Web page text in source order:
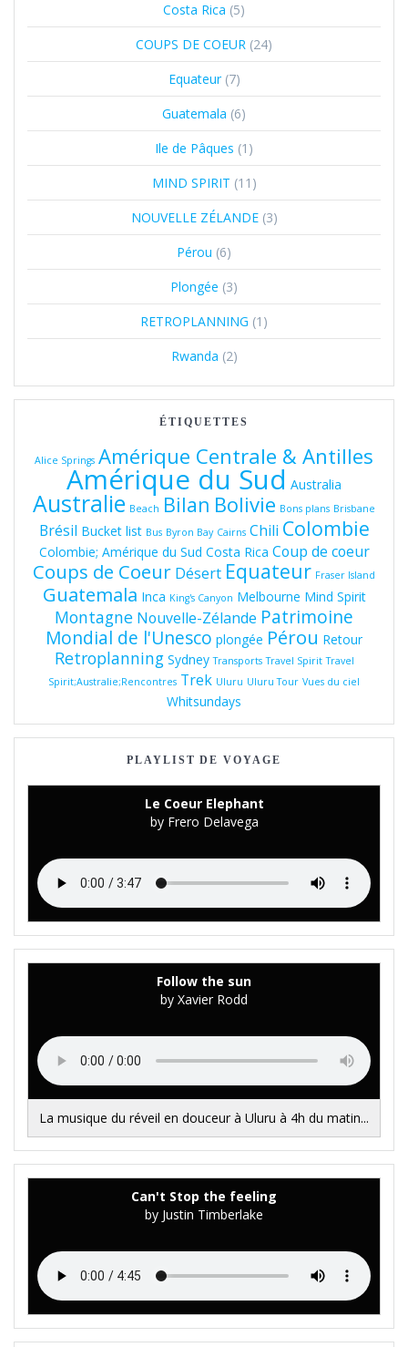
Costa Rica (5)
COUPS DE COEUR (24)
Equateur(7)
Guatemala (6)
Ile de Pâques (1)
MIND SPIRIT (11)
NOUVELLE ZÉLANDE(3)
Pérou (6)
Plongée (3)
RETROPLANNING (1)
Rwanda (2)
ÉTIQUETTES
Alice Springs Amérique Centrale & Antilles
Amérique du Sud Australia
Australie Beach Bilan Bolivie Bons plans Brisbane
Brésil Bucket list Bus Byron Bay Cairns Chili Colombie
Colombie; Amérique du Sud Costa Rica Coup de coeur
Coups de Coeur Désert Equateur Fraser Island
Guatemala Inca King's Canyon Melbourne Mind Spirit
Montagne Nouvelle-Zélande Patrimoine
Mondial de l'Unesco plongée Pérou Retour
Retroplanning Sydney Transports Travel Spirit Travel
Spirit;Australie;Rencontres Trek Uluru Uluru Tour Vues du ciel
Whitsundays
PLAYLIST DE VOYAGE
Le Coeur Elephant
by Frero Delavega
Follow the sun
by Xavier Rodd
La musique du réveil en douceur à Uluru à 4h du matin...
Can't Stop the feeling
by Justin Timberlake